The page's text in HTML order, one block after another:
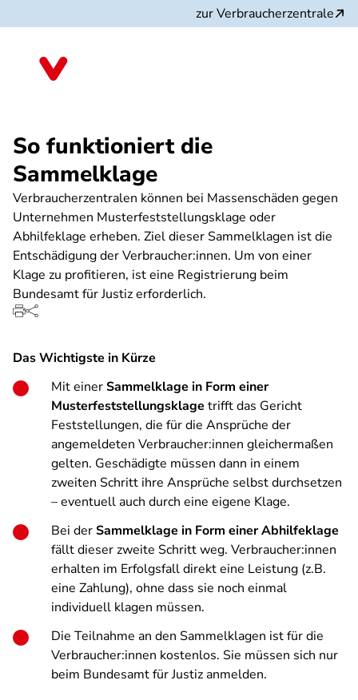
zum
zur Verbraucherzentrale
So funktioniert die
Sammelklage
Verbraucherzentralen können bei Massenschäden gegen
Unternehmen Musterfeststellungsklage oder
Abhilfeklage erheben. Ziel dieser Sammelklagen ist die
Entschädigung der Verbraucher:innen. Um von einer
Klage zu profitieren, ist eine Registrierung beim
Bundesamt für Justiz erforderlich.
Das Wichtigste in Kürze
Mit einerSammelklage in Form einer
Musterfeststellungsklage trifft das Gericht
Feststellungen, die für die Ansprüche der
angemeldeten Verbraucher:innen gleichermaßen
gelten. Geschädigte müssen dann in einem
zweiten Schritt ihre Ansprüche selbst durchsetzen
– eventuell auch durch eine eigene Klage.
Bei derSammelklage in Form einer Abhilfeklage
fällt dieser zweite Schritt weg. Verbraucher:innen
erhalten im Erfolgsfall direkt eine Leistung (z.B.
eine Zahlung), ohne dass sie noch einmal
individuell klagen müssen.
Die Teilnahme an den Sammelklagen ist für die
Verbraucher:innen kostenlos. Sie müssen sich nur
beim Bundesamt für Justiz anmelden.